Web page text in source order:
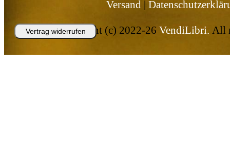
Versand|
Copyright (c) 2022-26 VendiLibri. All
Vertrag widerrufen